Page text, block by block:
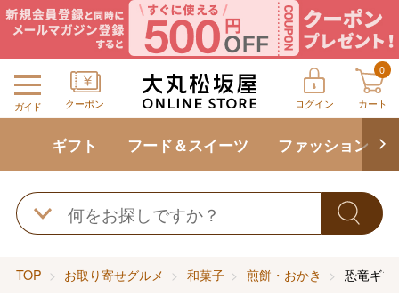
ガイド クーポン ログイン
0
カート
ギフト フード＆スイーツ ファッション
TOP お取り寄せグルメ 和菓子 煎餅・おかき 恐竜ギフ